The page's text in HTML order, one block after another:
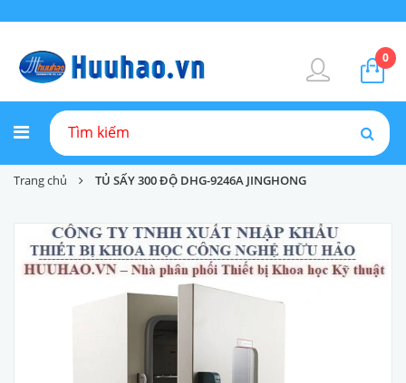
0
Trang chủ TỦ SẤY 300 ĐỘ DHG-9246A JINGHONG